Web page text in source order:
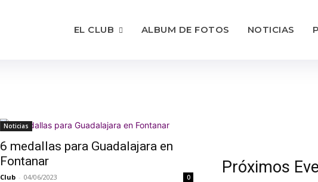
EL CLUB ALBUM DE FOTOS NOTICIAS
Noticias
6 medallas para Guadalajara en
Fontanar
Club - 04/06/2023 0
Próximos